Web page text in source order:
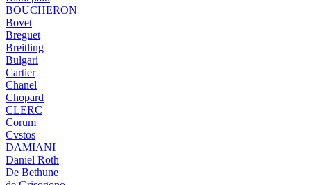
BOUCHERON
Bovet
Breguet
Breitling
Bulgari
Cartier
Chanel
Chopard
CLERC
Corum
Cvstos
DAMIANI
Daniel Roth
De Bethune